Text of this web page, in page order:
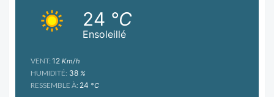
Ensoleillé
24 °C
VENT: 12 Km/h
HUMIDITÉ: 38 %
RESSEMBLE À: 24 °C